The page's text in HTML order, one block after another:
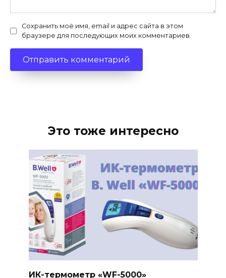
Сохранить моё имя, email и адрес сайта в этом
браузере для последующих моих комментариев.
Это тоже интересно
ИК-термометр «WF-5000»